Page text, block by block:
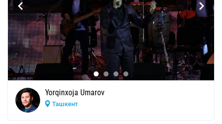
Yorqinxoja Umarov
Ташкент